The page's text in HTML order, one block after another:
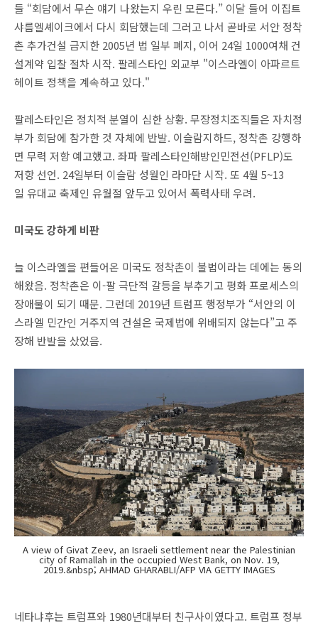
들 “회담에서 무슨 얘기 나왔는지 우린 모른다.” 이달 들어 이집트
샤름엘셰이크에서 다시 회담했는데 그러고 나서 곧바로 서안 정착
촌 추가건설 금지한 2005년 법 일부 폐지, 이어 24일 1000여채 건
설계약 입찰 절차 시작. 팔레스타인 외교부 "이스라엘이 아파르트
헤이트 정책을 계속하고 있다."
팔레스타인은 정치적 분열이 심한 상황. 무장정치조직들은 자치정
부가 회담에 참가한 것 자체에 반발. 이슬람지하드, 정착촌 강행하
면 무력 저항 예고했고. 좌파 팔레스타인해방인민전선(PFLP)도
저항 선언. 24일부터 이슬람 성월인 라마단 시작. 또 4월 5~13
일 유대교 축제인 유월절 앞두고 있어서 폭력사태 우려.
미국도 강하게 비판
늘 이스라엘을 편들어온 미국도 정착촌이 불법이라는 데에는 동의
해왔음. 정착촌은 이-팔 극단적 갈등을 부추기고 평화 프로세스의
장애물이 되기 때문. 그런데 2019년 트럼프 행정부가 “서안의 이
스라엘 민간인 거주지역 건설은 국제법에 위배되지 않는다”고 주
장해 반발을 샀었음.
A view of Givat Zeev, an Israeli settlement near the Palestinian
city of Ramallah in the occupied West Bank, on Nov. 19,
2019.&nbsp; AHMAD GHARABLI/AFP VIA GETTY IMAGES
네타냐후는 트럼프와 1980년대부터 친구사이였다고. 트럼프 정부